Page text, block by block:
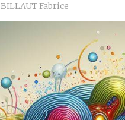
BILLAUT Fabrice